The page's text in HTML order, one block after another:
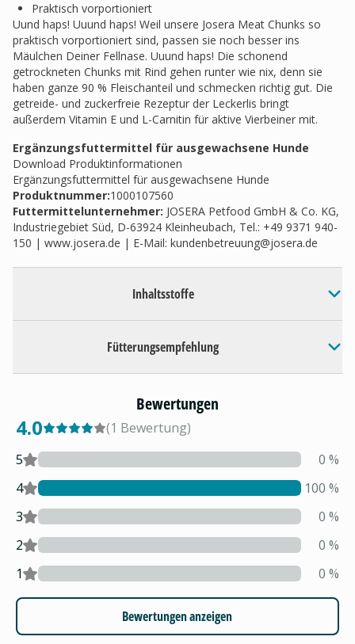
Praktisch vorportioniert
Uund haps! Uuund haps! Weil unsere Josera Meat Chunks so
praktisch vorportioniert sind, passen sie noch besser ins
Mäulchen Deiner Fellnase. Uuund haps! Die schonend
getrockneten Chunks mit Rind gehen runter wie nix, denn sie
haben ganze 90 % Fleischanteil und schmecken richtig gut. Die
getreide- und zuckerfreie Rezeptur der Leckerlis bringt
außerdem Vitamin E und L-Carnitin für aktive Vierbeiner mit.
Ergänzungsfuttermittel für ausgewachsene Hunde
Download Produktinformationen
Ergänzungsfuttermittel für ausgewachsene Hunde
Produktnummer:1000107560
Futtermittelunternehmer: JOSERA Petfood GmbH & Co. KG,
Industriegebiet Süd, D-63924 Kleinheubach, Tel.: +49 9371 940-
150 | www.josera.de | E-Mail: kundenbetreuung@josera.de
Inhaltsstoffe
Fütterungsempfehlung
Bewertungen
4.0 (1 Bewertung)
5
0 %
4
100 %
3
0 %
2
0 %
1
0 %
Bewertungen anzeigen